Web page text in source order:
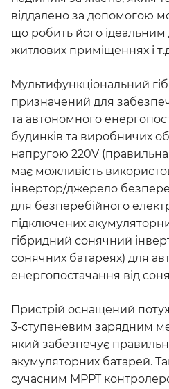
віддалено за допомогою
що робить його
житлових приміщеннях і
Мультифункціональний
призначений для
та автономного
будинків та виробничих
напругою 220V (правильна
має можливість
інвертор/джерело
для безперебійного
підключених
гібридний сонячний
сонячних батареях) для
енергопостачання від
Пристрій оснащений
3-ступеневим зарядним
який забезпечує
акумуляторних батарей.
сучасним MPPT